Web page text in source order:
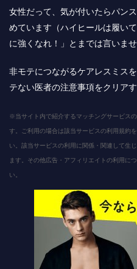
女性だって、気が付いたらパン
めています（ハイヒールは履い
に強くなれ！」とまでは言いませ
非モテにつながるケアレスミス
テない医者の注意事項をクリア
※当サイト内で紹介するマッチングサービス
す。ご利用の場合は該当サービスの利用規約
い。該当サービスの利用に関係・関連して生
ます。その他広告・アフィリエイトの利用に
い。